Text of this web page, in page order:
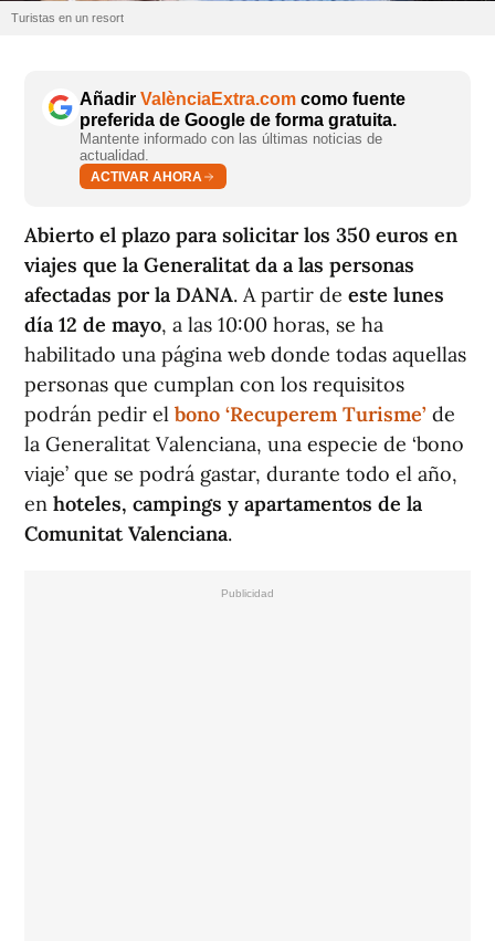
Turistas en un resort
Añadir ValènciaExtra.com como fuente
preferida de Google de forma gratuita.
Mantente informado con las últimas noticias de
actualidad.
ACTIVAR AHORA
Abierto el plazo para solicitar los 350 euros en
viajes que la Generalitat da a las personas
afectadas por la DANA. A partir de este lunes
día 12 de mayo, a las 10:00 horas, se ha
habilitado una página web donde todas aquellas
personas que cumplan con los requisitos
podrán pedir el bono ‘Recuperem Turisme’ de
la Generalitat Valenciana, una especie de ‘bono
viaje’ que se podrá gastar, durante todo el año,
en hoteles, campings y apartamentos de la
Comunitat Valenciana.